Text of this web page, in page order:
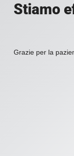
Stiamo
Grazie per la